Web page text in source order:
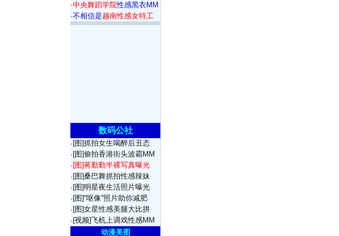
·中央舞蹈学院性感黑衣MM
·不相信是越南性感女特工
数码公社
· [图]抓拍女生喝醉后丑态
· [图]偷拍香港街头波霸MM
·[图]蒋勤勤半裸写真曝光
· [图]桑巴舞抓拍性感辣妹
· [图]明星夜生活照片曝光
· [图]"呕像"照片助你减肥
· [图]女星性感美腿大比拼
· [视频]飞机上调戏性感MM
动漫美图